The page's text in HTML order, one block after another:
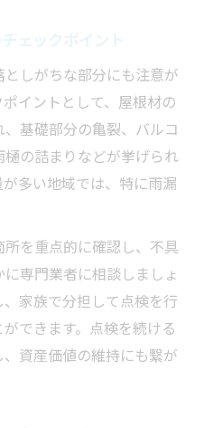
しがちな部分にも注意が
イントとして、屋根材の
基礎部分の亀裂、バルコ
の詰まりなどが挙げられ
多い地域では、特に雨漏
を重点的に確認し、不具
専門業者に相談しましょ
家族で分担して点検を行
できます。点検を続ける
資産価値の維持にも繋が